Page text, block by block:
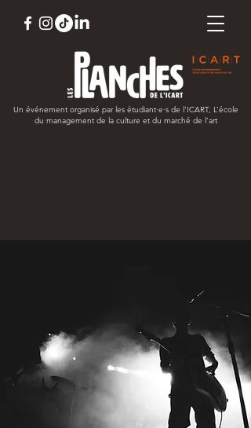
Un événement organisé par les étudiant·e·sde l’ICART, L’école
du management de la culture et du marché de l’art